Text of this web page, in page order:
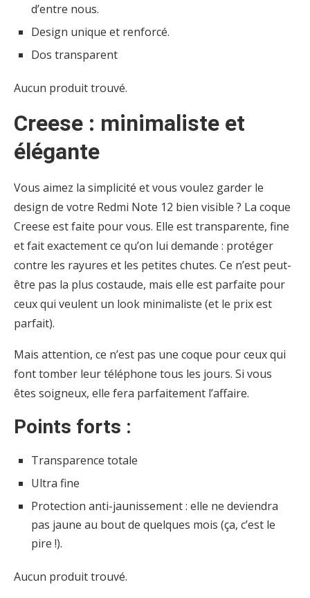
d’entre nous.
Design unique et renforcé.
Dos transparent
Aucun produit trouvé.
Creese : minimaliste et
élégante
Vous aimez la simplicité et vous voulez garder le
design de votre Redmi Note 12 bien visible ? La coque
Creese est faite pour vous. Elle est transparente, fine
et fait exactement ce qu’on lui demande : protéger
contre les rayures et les petites chutes. Ce n’est peut-
être pas la plus costaude, mais elle est parfaite pour
ceux qui veulent un look minimaliste (et le prix est
parfait).
Mais attention, ce n’est pas une coque pour ceux qui
font tomber leur téléphone tous les jours. Si vous
êtes soigneux, elle fera parfaitement l’affaire.
Points forts :
Transparence totale
Ultra fine
Protection anti-jaunissement : elle ne deviendra
pas jaune au bout de quelques mois (ça, c’est le
pire !).
Aucun produit trouvé.